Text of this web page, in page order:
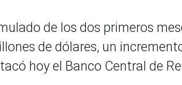
de los dos primeros
de dólares, un
hoy el Banco Central de